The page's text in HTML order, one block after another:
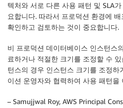
텍처와 서로 다른 사용 패턴 및 SLA
요합니다. 따라서 프로덕션 환경에
확인하고 검토하는 것이 중요합니다.
비 프로덕션 데이터베이스 인스턴스
료하거나 적절한 크기를 조정할 수
턴스의 경우 인스턴스 크기를 조정하
이션 운영자와 협력하여 사용 패턴을
– Samujjwal Roy, AWS Principal